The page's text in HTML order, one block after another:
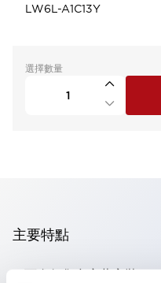
LW6L-A1C13Y
選擇數量
主要特點
可進行集合密著安裝